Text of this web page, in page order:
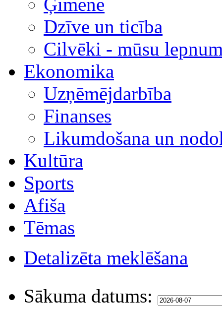
Dzīve un ticība
Cilvēki - mūsu
Ekonomika
Uzņēmējdarbība
Finanses
Likumdošana un
Kultūra
Sports
Afiša
Tēmas
Detalizēta meklēšana
Sākuma datums: